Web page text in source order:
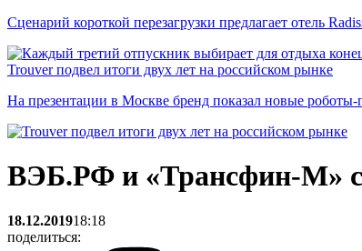
Сценарий короткой перезагрузки предлагает отель
Trouver подвел итоги двух лет на российском рынке
На презентации в Москве бренд показал новые
ВЭБ.РФ и «Трансфин-М»
18.12.201918:18
поделиться: